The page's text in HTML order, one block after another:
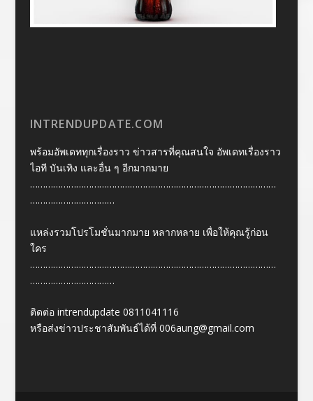
INTRENDUPDATE.COM
พร้อมอัพเดททุกเรื่องราว ข่าวสารที่คุณสนใจ อัพเดทเรื่องราว
ไอที บันเทิง และอื่น ๆ อีกมากมาย
……………………………………………………………………………………
……………………………
แหล่งรวมโปรโมชั่นมากมาย หลากหลาย เพื่อให้คุณรู้ก่อน
ใคร
……………………………………………………………………………………
……………………………
ติดต่อ intrendupdate 0811041116
หรือส่งข่าวประชาสัมพันธ์ได้ที่ 006aung@gmail.com